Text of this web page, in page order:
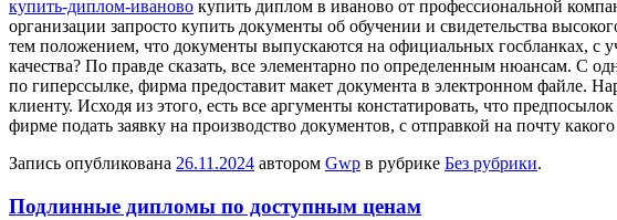
купить-диплом-иваново купить диплом в иваново от профессиональной
организации запросто купить документы об обучении и свидетельства
тем положением, что документы выпускаются на официальных госбланках, с
качества? По правде сказать, все элементарно по определенным нюансам. С
по гиперссылке, фирма предоставит макет документа в электронном файле.
клиенту. Исходя из этого, есть все аргументы констатировать, что
фирме подать заявку на производство документов, с отправкой на почту
Запись опубликована 26.11.2024 автором Gwp в рубрике Без рубрики.
Подлинные дипломы по доступным ценам